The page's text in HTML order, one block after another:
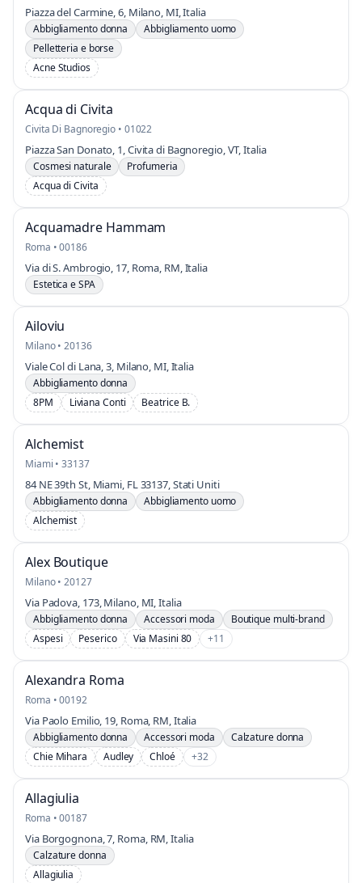
Piazza del Carmine, 6, Milano, MI, Italia
Abbigliamento donna
Abbigliamento uomo
Pelletteria e borse
Acne Studios
Acqua di Civita
Civita Di Bagnoregio • 01022
Piazza San Donato, 1, Civita di Bagnoregio, VT, Italia
Cosmesi naturale
Profumeria
Acqua di Civita
Acquamadre Hammam
Roma • 00186
Via di S. Ambrogio, 17, Roma, RM, Italia
Estetica e SPA
Ailoviu
Milano • 20136
Viale Col di Lana, 3, Milano, MI, Italia
Abbigliamento donna
8PM
Liviana Conti Beatrice B.
Alchemist
Miami • 33137
84 NE 39th St, Miami, FL 33137, Stati Uniti
Abbigliamento donna
Abbigliamento uomo
Alchemist
Alex Boutique
Milano • 20127
Via Padova, 173, Milano, MI, Italia
Abbigliamento donna Accessori moda
Boutique multi-brand
Aspesi
Peserico Via Masini 80 +11
Alexandra Roma
Roma • 00192
Via Paolo Emilio, 19, Roma, RM, Italia
Abbigliamento donna Accessori moda
Calzature donna
Chie Mihara
Audley Chloé +32
Allagiulia
Roma • 00187
Via Borgognona, 7, Roma, RM, Italia
Calzature donna
Allagiulia